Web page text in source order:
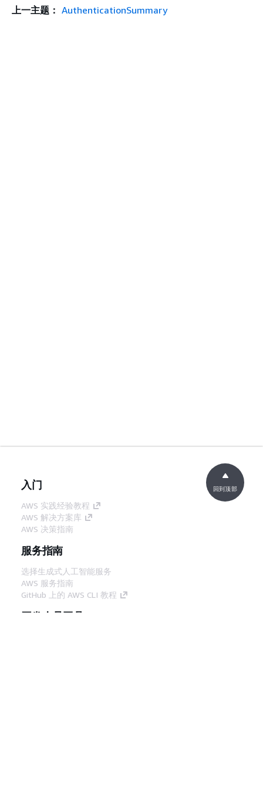
上一主题： AuthenticationSummary
入门
AWS 实践经验教程
AWS 解决方案库
AWS 决策指南
服务指南
选择生成式人工智能服务
AWS 服务指南
GitHub 上的 AWS CLI 教程
开发人员工具
回到顶部